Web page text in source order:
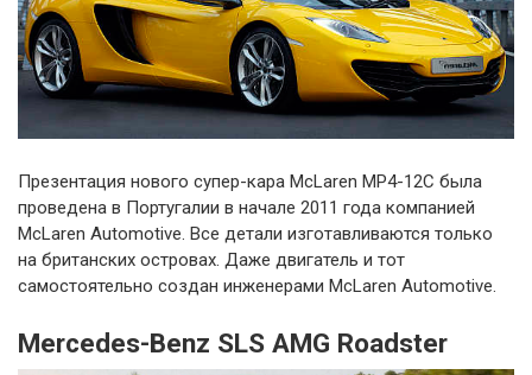
Презентация нового супер-кара McLaren MP4-12C была
проведена в Португалии в начале 2011 года компанией
McLaren Automotive. Все детали изготавливаются только
на британских островах. Даже двигатель и тот
самостоятельно создан инженерами McLaren Automotive.
Mercedes-Benz SLS AMG Roadster